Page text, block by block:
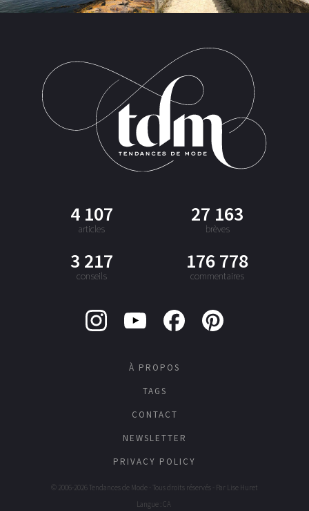
4 107
articles
27 163
brèves
3 217
conseils
176 778
commentaires
À PROPOS
TAGS
CONTACT
NEWSLETTER
PRIVACY POLICY
© 2006-2026 Tendances de Mode - Tous droits réservés - Par Lise Huret
Langue : CA